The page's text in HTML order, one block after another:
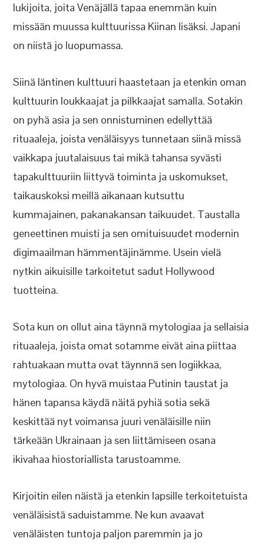
lukijoita, joita Venäjällä tapaa enemmän kuin
missään muussa kulttuurissa Kiinan lisäksi. Japani
on niistä jo luopumassa.
Siinä läntinen kulttuuri haastetaan ja etenkin oman
kulttuurin loukkaajat ja pilkkaajat samalla. Sotakin
on pyhä asia ja sen onnistuminen edellyttää
rituaaleja, joista venäläisyys tunnetaan siinä missä
vaikkapa juutalaisuus tai mikä tahansa syvästi
tapakulttuuriin liittyvä toiminta ja uskomukset,
taikauskoksi meillä aikanaan kutsuttu
kummajainen, pakanakansan taikuudet. Taustalla
geneettinen muisti ja sen omituisuudet modernin
digimaailman hämmentäjinämme. Usein vielä
nytkin aikuisille tarkoitetut sadut Hollywood
tuotteina.
Sota kun on ollut aina täynnä mytologiaa ja sellaisia
rituaaleja, joista omat sotamme eivät aina piittaa
rahtuakaan mutta ovat täynnnä sen logiikkaa,
mytologiaa. On hyvä muistaa Putinin taustat ja
hänen tapansa käydä näitä pyhiä sotia sekä
keskittää nyt voimansa juuri venäläisille niin
tärkeään Ukrainaan ja sen liittämiseen osana
ikivahaa hiostoriallista tarustoamme.
Kirjoitin eilen näistä ja etenkin lapsille terkoitetuista
venäläisistä saduistamme. Ne kun avaavat
venäläisten tuntoja paljon paremmin ja jo